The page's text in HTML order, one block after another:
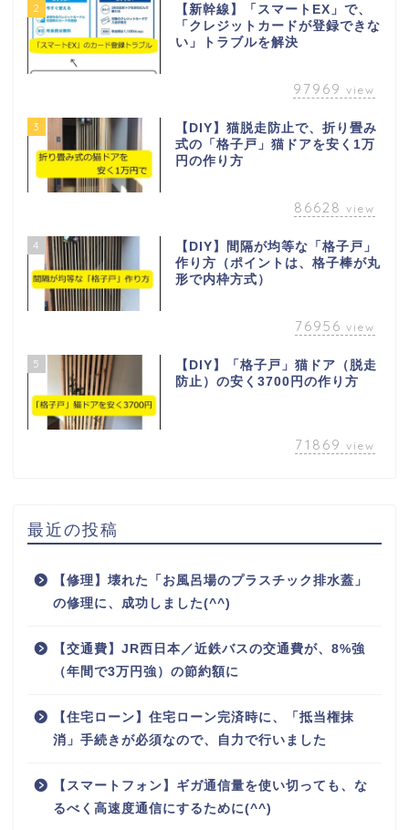
2
【新幹線】「スマートEX」で、
「クレジットカードが登録できな
い」トラブルを解決
97969 view
3
【DIY】猫脱走防止で、折り畳み
式の「格子戸」猫ドアを安く1万
円の作り方
86628 view
4
【DIY】間隔が均等な「格子戸」
作り方（ポイントは、格子棒が丸
形で内枠方式）
76956 view
5
【DIY】「格子戸」猫ドア（脱走
防止）の安く3700円の作り方
71869 view
最近の投稿
【修理】壊れた「お風呂場のプラスチック排水蓋」
の修理に、成功しました(^^)
【交通費】JR西日本／近鉄バスの交通費が、8%強
（年間で3万円強）の節約額に
【住宅ローン】住宅ローン完済時に、「抵当権抹
消」手続きが必須なので、自力で行いました
【スマートフォン】ギガ通信量を使い切っても、な
るべく高速度通信にするために(^^)